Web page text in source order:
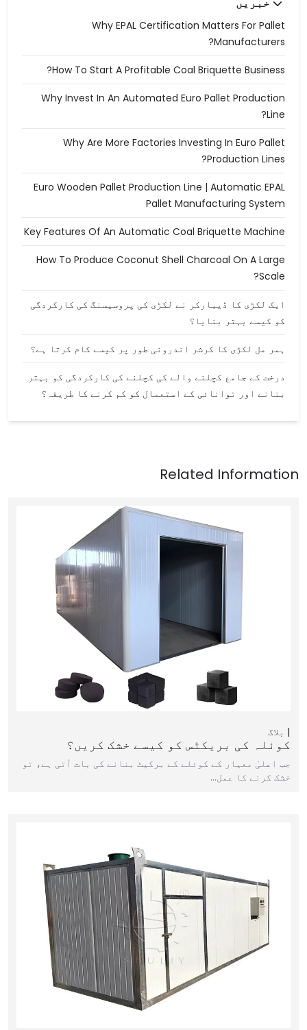
Why EPAL Certification Matters For Pallet
Manufacturers?
How To Start A Profitable Coal Briquette Business?
Why Invest In An Automated Euro Pallet Production
Line?
Why Are More Factories Investing In Euro Pallet
Production Lines?
Euro Wooden Pallet Production Line | Automatic EPAL
Pallet Manufacturing System
Key Features Of An Automatic Coal Briquette Machine
How To Produce Coconut Shell Charcoal On A Large
Scale?
ایک لکڑی کا ڈیبارکر نے لکڑی کی پروسیسنگ کی کارکردگی
کو کیسے بہتر بنایا؟
ہمر مل لکڑی کا کرشر اندرونی طور پر کیسے کام کرتا ہے؟
درخت کے جامع کچلنے والے کی کچلنے کی کارکردگی کو بہتر
بنانے اور توانائی کے استعمال کو کم کرنے کا طریقہ؟
بلاگ
کوئلہ کی بریکٹس کو کیسے خشک کریں؟
جب اعلیٰ معیار کے کوئلے کے برکیٹ بنانے کی بات آتی ہے، تو
خشک کرنے کا عمل…